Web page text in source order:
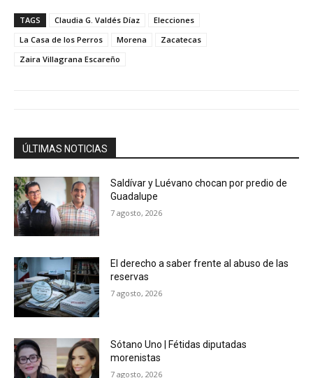
TAGS Claudia G. Valdés Díaz
Elecciones
La Casa de los Perros
Morena
Zacatecas
Zaira Villagrana Escareño
ÚLTIMAS NOTICIAS
Saldívar y Luévano chocan por predio de
Guadalupe
7 agosto, 2026
El derecho a saber frente al abuso de las
reservas
7 agosto, 2026
Sótano Uno | Fétidas diputadas
morenistas
7 agosto, 2026